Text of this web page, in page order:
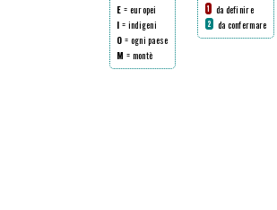
E = europei
I = indigeni
O = ogni paese
M = montè
1 da definire
2 da confermare